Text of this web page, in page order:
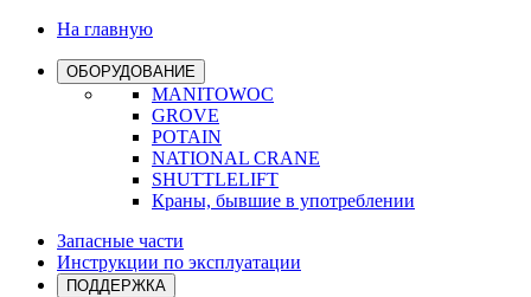
На главную
ОБОРУДОВАНИЕ
MANITOWOC
GROVE
POTAIN
NATIONAL CRANE
SHUTTLELIFT
Краны, бывшие в употреблении
Запасные части
Инструкции по эксплуатации
ПОДДЕРЖКА